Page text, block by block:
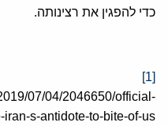
כדי להפגין את רצינותה.
[1]
07/04/2046650/official-
s-antidote-to-bite-of-us